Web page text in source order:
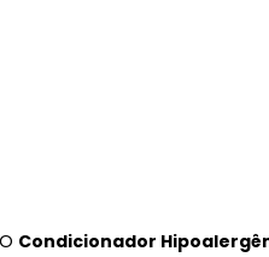
O Condicionador